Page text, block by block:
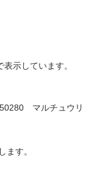
示しています。
マルチュウリ
ます。